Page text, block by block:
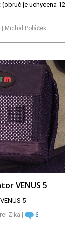
je uchycena 12
| Michal Poláček
VENUS 5
5
Zika | 6